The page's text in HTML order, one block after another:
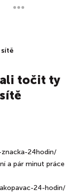
sítě
točit ty
24hodin/
a pár minut práce
24-hodin/